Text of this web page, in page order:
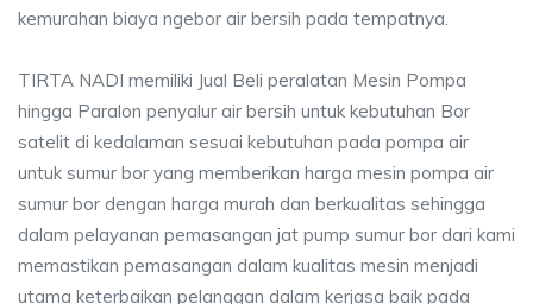
kemurahan biaya ngebor air bersih pada tempatnya.
TIRTA NADI memiliki Jual Beli peralatan Mesin Pompa
hingga Paralon penyalur air bersih untuk kebutuhan Bor
satelit di kedalaman sesuai kebutuhan pada pompa air
untuk sumur bor yang memberikan harga mesin pompa air
sumur bor dengan harga murah dan berkualitas sehingga
dalam pelayanan pemasangan jat pump sumur bor dari kami
memastikan pemasangan dalam kualitas mesin menjadi
utama keterbaikan pelanggan dalam kerjasa baik pada